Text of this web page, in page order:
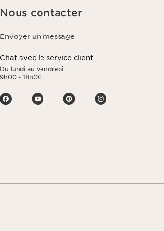
Nous contacter
Envoyer un message
Chat avec le service client
Du lundi au vendredi
9h00 - 18h00